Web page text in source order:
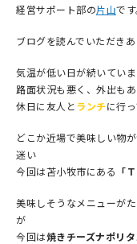
経営サポート部の片山です
ブログを読んでいただき
気温が低い日が続いてい
路面状況も悪く、外出も
休日に友人とランチに行
どこか近場で美味しい物
迷い
今回は苫小牧市にある 「
美味しそうなメニューが
が
今回は焼きチーズナポリ